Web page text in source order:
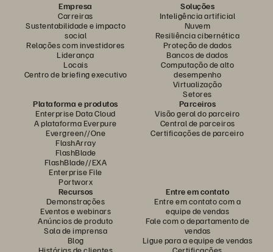
Empresa
Carreiras
Sustentabilidade e impacto
social
Relações com investidores
Liderança
Locais
Centro de briefing executivo
Soluções
Inteligência artificial
Nuvem
Resiliência cibernética
Proteção de dados
Bancos de dados
Computação de alto
desempenho
Virtualização
Setores
Plataforma e produtos
Enterprise Data Cloud
A plataforma Everpure
Evergreen//One
FlashArray
FlashBlade
FlashBlade//EXA
Enterprise File
Portworx
Parceiros
Visão geral do parceiro
Central de parceiros
Certificações de parceiro
Recursos
Demonstrações
Eventos e webinars
Anúncios de produto
Sala de imprensa
Blog
Histórias de clientes
Entre em contato
Entre em contato com a
equipe de vendas
Fale com o departamento de
vendas
Ligue para a equipe de vendas
Certificações